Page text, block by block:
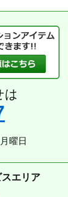
は
曜日
スエリア